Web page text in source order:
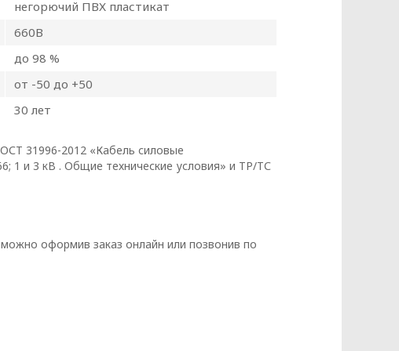
негорючий ПВХ пластикат
660В
до 98 %
от -50 до +50
30 лет
31996-2012 «Кабель силовые
1 и 3 кВ . Общие технические условия» и ТР/ТС
оформив заказ онлайн или позвонив по
данных
(далее – Политика)